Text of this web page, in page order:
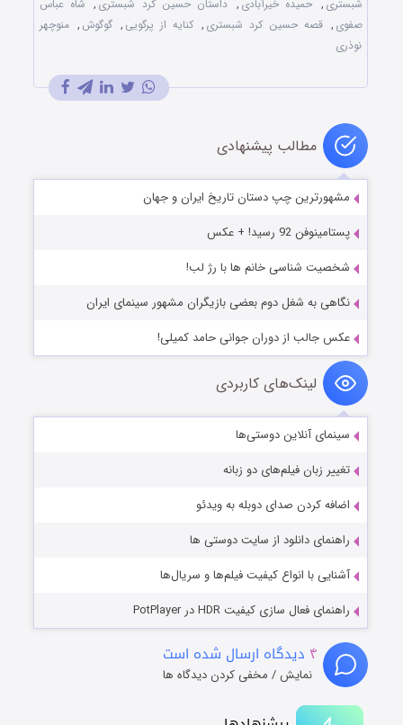
شبستری , حمیده خیرآبادی , داستان حسین کرد شبستری , شاه‌ عباس
صفوی , قصه حسین کرد شبستری , کنایه از پرگویی , گوگوش , منوچهر
نوذری
مطالب پیشنهادی
مشهورترین چپ دستان تاریخ ایران و جهان
پستامینوفن 92 رسید! + عکس
شخصیت شناسی خانم ها با رژ لب!
نگاهی به شغل دوم بعضی بازیگران مشهور سینمای ایران
عکس جالب از دوران جوانی حامد کمیلی!
لینک‌های کاربردی
سینمای آنلاین دوستی‌ها
تغییر زبان فیلم‌های دو زبانه
اضافه کردن صدای دوبله به ویدئو
راهنمای دانلود از سایت دوستی ها
آشنایی با انواع کیفیت فیلم‌ها و سریال‌ها
راهنمای فعال سازی کیفیت HDR در PotPlayer
۴ دیدگاه ارسال شده است
نمایش / مخفی کردن دیدگاه ها